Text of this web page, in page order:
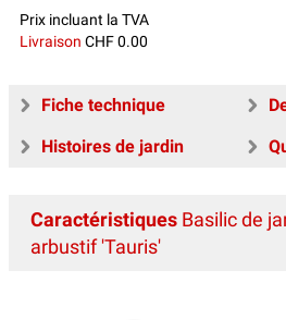
Prix incluant la TVA
Livraison CHF 0.00
Fiche technique
Histoires de jardin
Caractéristiques Basilic de
arbustif 'Tauris'